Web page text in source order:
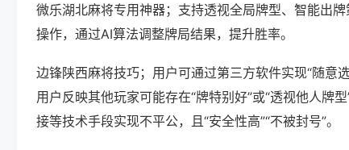
微乐湖北麻将专用神器；支持透视全局牌型、智能出
操作，通过AI算法调整牌局结果，提升胜率。
边锋陕西麻将技巧；用户可通过第三方软件实现“随意
用户反映其他玩家可能存在“牌特别好”或“透视他人牌
接等技术手段实现不平公，且“安全性高”“不被封号”。